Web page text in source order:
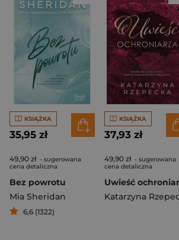
KSIĄŻKA
35,95 zł
49,90 zł - sugerowana
cena detaliczna
Bez powrotu
Mia Sheridan
6,6 (1322)
KSIĄŻKA
37,93 zł
49,90 zł - sugerowana
cena detaliczna
Uwieść